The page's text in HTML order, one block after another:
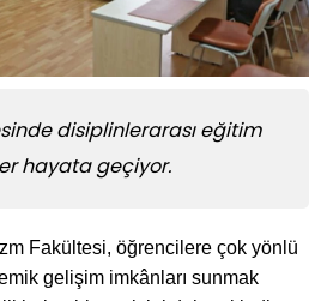
disiplinlerarası eğitim
hayata geçiyor.
Fakültesi, öğrencilere çok yönlü
gelişim imkânları sunmak